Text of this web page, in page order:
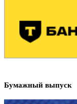
Бумажный выпуск